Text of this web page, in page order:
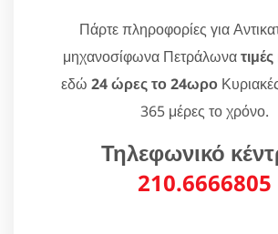
Πάρτε πληροφορίες για
μηχανοσίφωνα Πετράλωνατιμές
εδώ 24 ώρες το 24ωρο
365 μέρες το χρόνο.
Τηλεφωνικό
210.6666805